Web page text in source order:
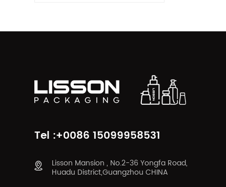
Tel :+0086 15099958531
Lisson Mansion , No.2-36 Yongfa Road,
Huadu District,Guangzhou CHINA